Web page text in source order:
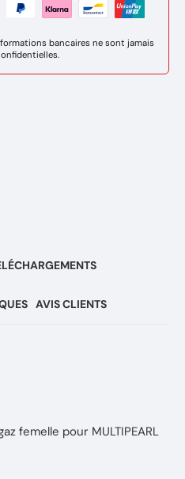
bancaires ne sont jamais
AVIS CLIENTS
femelle pour MULTIPEARL